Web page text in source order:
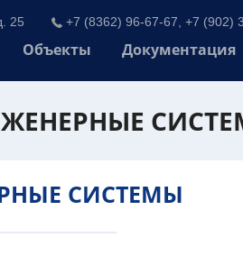
25 +7 (8362) 96-67-67, +7 (902)
Объекты Документация
СИСТЕМЫ